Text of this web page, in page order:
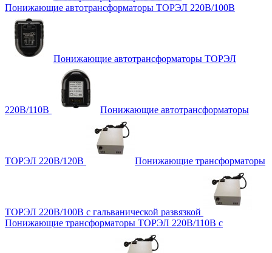
Понижающие автотрансформаторы ТОРЭЛ 220В/100В
Понижающие автотрансформаторы ТОРЭЛ
220В/110В Понижающие автотрансформаторы
ТОРЭЛ 220В/120В Понижающие трансформаторы
ТОРЭЛ 220В/100В с гальванической развязкой
Понижающие трансформаторы ТОРЭЛ 220В/110В с